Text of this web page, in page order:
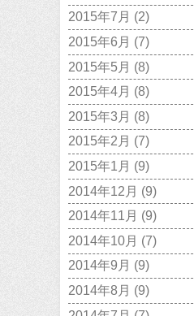
2015年7月 (2)
2015年6月 (7)
2015年5月 (8)
2015年4月 (8)
2015年3月 (8)
2015年2月 (7)
2015年1月 (9)
2014年12月 (9)
2014年11月 (9)
2014年10月 (7)
2014年9月 (9)
2014年8月 (9)